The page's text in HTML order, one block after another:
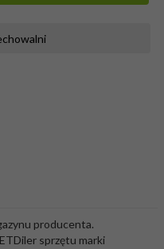
producenta.
sprzętu marki